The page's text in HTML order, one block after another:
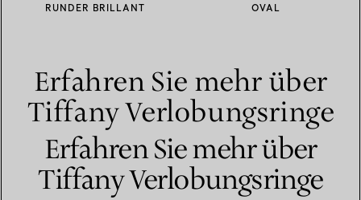
RUNDER BRILLANT OVAL
Erfahren Sie mehr über
Tiffany Verlobungsringe
Erfahren Sie mehr über
Tiffany Verlobungsringe